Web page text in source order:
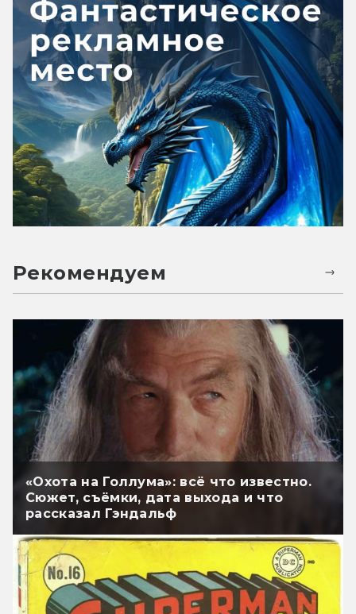
Рекомендуем
«Охота на Голлума»: всё что известно.
Сюжет, съёмки, дата выхода и что
рассказал Гэндальф